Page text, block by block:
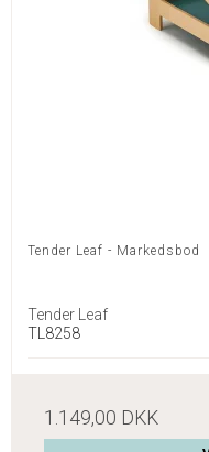
Tender Leaf - Markedsbod
Tender Leaf
TL8258
1.149,00 DKK